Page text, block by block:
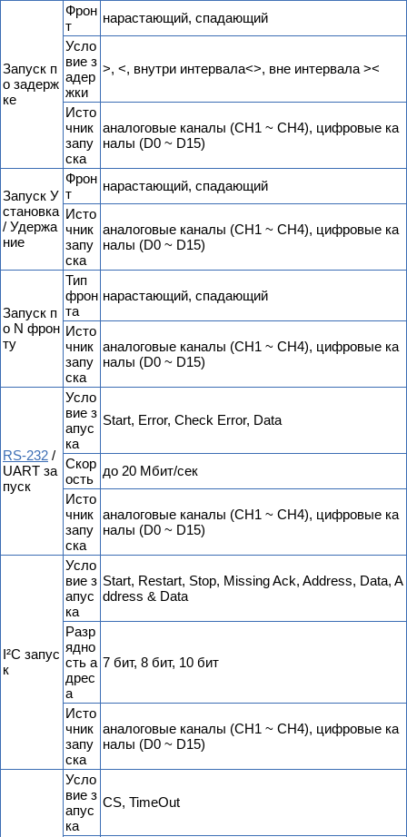
Запуск п
о задерж
ке
Фрон
т
нарастающий, спадающий
Усло
вие з
адер
жки
>, <, внутри интервала<>, вне интервала ><
Исто
чник
запу
ска
аналоговые каналы (CH1 ~ CH4), цифровые ка
налы (D0 ~ D15)
Запуск У
становка
/ Удержа
ние
Фрон
т
нарастающий, спадающий
Исто
чник
запу
ска
аналоговые каналы (CH1 ~ CH4), цифровые ка
налы (D0 ~ D15)
Запуск п
о N фрон
ту
Тип
фрон
та
нарастающий, спадающий
Исто
чник
запу
ска
аналоговые каналы (CH1 ~ CH4), цифровые ка
налы (D0 ~ D15)
RS-232 /
UART за
пуск
Усло
вие з
апус
ка
Start, Error, Check Error, Data
Скор
ость
до 20 Мбит/сек
Исто
чник
запу
ска
аналоговые каналы (CH1 ~ CH4), цифровые ка
налы (D0 ~ D15)
I²C запус
к
Усло
вие з
апус
ка
Start, Restart, Stop, Missing Ack, Address, Data, A
ddress & Data
Разр
ядно
сть а
дрес
а
7 бит, 8 бит, 10 бит
Исто
чник
запу
ска
аналоговые каналы (CH1 ~ CH4), цифровые ка
налы (D0 ~ D15)
Усло
вие з
апус
ка
CS, TimeOut